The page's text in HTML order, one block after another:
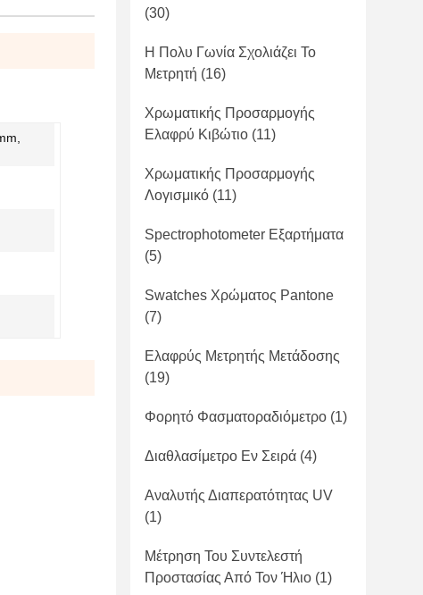
(30)
Η Πολυ Γωνία Σχολιάζει Το
Μετρητή (16)
Χρωματικής Προσαρμογής
Ελαφρύ Κιβώτιο (11)
Χρωματικής Προσαρμογής
Λογισμικό (11)
Spectrophotometer Εξαρτήματα
(5)
Swatches Χρώματος Pantone
(7)
Ελαφρύς Μετρητής Μετάδοσης
(19)
Φορητό Φασματοραδιόμετρο (1)
Διαθλασίμετρο Εν Σειρά (4)
Αναλυτής Διαπερατότητας UV
(1)
Μέτρηση Του Συντελεστή
Προστασίας Από Τον Ήλιο (1)